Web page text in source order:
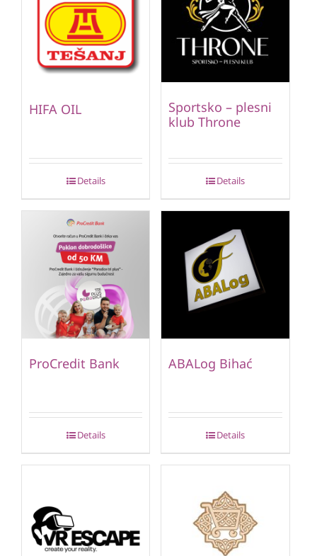
HIFA OIL
Details
Sportsko – plesni
klub Throne
Details
ProCredit Bank
Details
ABALog Bihać
Details